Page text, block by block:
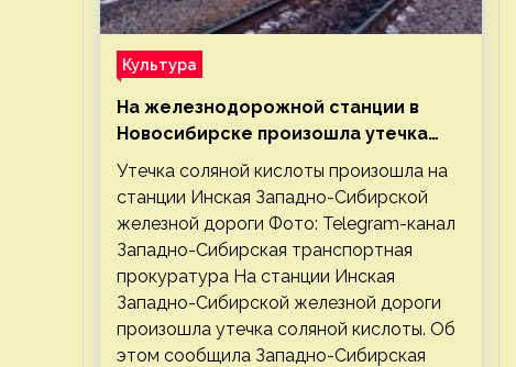
Культура
На железнодорожной станции в
Новосибирске произошла утечка
соляной кислоты
Утечка соляной кислоты произошла на
станции Инская Западно-Сибирской
железной дороги Фото: Telegram-канал
Западно-Сибирская транспортная
прокуратура На станции Инская
Западно-Сибирской железной дороги
произошла утечка соляной кислоты. Об
этом сообщила Западно-Сибирская